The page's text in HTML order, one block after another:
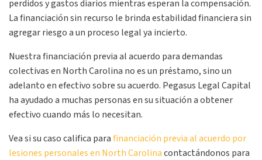
perdidos y gastos diarios mientras esperan la compensación.
La financiación sin recurso le brinda estabilidad financiera sin
agregar riesgo a un proceso legal ya incierto.
Nuestra financiación previa al acuerdo para demandas
colectivas en North Carolina no es un préstamo, sino un
adelanto en efectivo sobre su acuerdo. Pegasus Legal Capital
ha ayudado a muchas personas en su situación a obtener
efectivo cuando más lo necesitan.
Vea si su caso califica parafinanciación previa al acuerdo por
lesiones personales en North Carolinacontactándonos para